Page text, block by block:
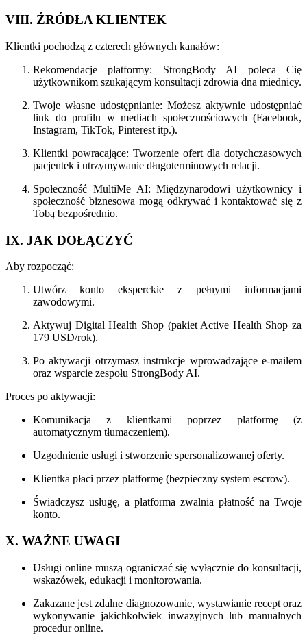
VIII. ŹRÓDŁA KLIENTEK
Klientki pochodzą z czterech głównych kanałów:
Rekomendacje platformy: StrongBody AI poleca Cię
użytkownikom szukającym konsultacji zdrowia dna miednicy.
Twoje własne udostępnianie: Możesz aktywnie udostępniać
link do profilu w mediach społecznościowych (Facebook,
Instagram, TikTok, Pinterest itp.).
Klientki powracające: Tworzenie ofert dla dotychczasowych
pacjentek i utrzymywanie długoterminowych relacji.
Społeczność MultiMe AI: Międzynarodowi użytkownicy i
społeczność biznesowa mogą odkrywać i kontaktować się z
Tobą bezpośrednio.
IX. JAK DOŁĄCZYĆ
Aby rozpocząć:
Utwórz konto eksperckie z pełnymi informacjami
zawodowymi.
Aktywuj Digital Health Shop (pakiet Active Health Shop za
179 USD/rok).
Po aktywacji otrzymasz instrukcje wprowadzające e-mailem
oraz wsparcie zespołu StrongBody AI.
Proces po aktywacji:
Komunikacja z klientkami poprzez platformę (z
automatycznym tłumaczeniem).
Uzgodnienie usługi i stworzenie spersonalizowanej oferty.
Klientka płaci przez platformę (bezpieczny system escrow).
Świadczysz usługę, a platforma zwalnia płatność na Twoje
konto.
X. WAŻNE UWAGI
Usługi online muszą ograniczać się wyłącznie do konsultacji,
wskazówek, edukacji i monitorowania.
Zakazane jest zdalne diagnozowanie, wystawianie recept oraz
wykonywanie jakichkolwiek inwazyjnych lub manualnych
procedur online.